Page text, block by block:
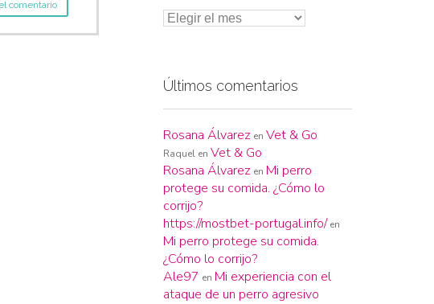
Últimos comentarios
Rosana Álvarez en Vet & Go
Raquel en Vet & Go
Rosana Álvarez en Mi perro
protege su comida. ¿Cómo lo
corrijo?
https://mostbet-portugal.info/ en
Mi perro protege su comida.
¿Cómo lo corrijo?
Ale97 en Mi experiencia con el
ataque de un perro agresivo